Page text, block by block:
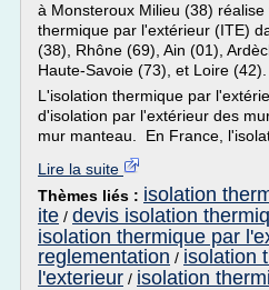
à Monsteroux Milieu (38)
thermique par l'extérieur (ITE)
(38), Rhône (69), Ain (01),
Haute-Savoie (73), et Loire (42).
L'isolation thermique par
d'isolation par l'extérieur des
mur manteau. En France,
Lire la suite
Thèmes liés : isolation
ite / devis isolation
isolation thermique par
reglementation / isolation
l'exterieur / isolation